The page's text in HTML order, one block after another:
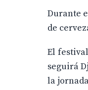
Durante
de
El
seguirá
la